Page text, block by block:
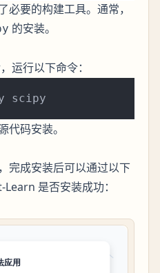
必要的构建工具。通常，
的安装。
运行以下命令：
码安装。
完成安装后可以通过以下
是否安装成功：